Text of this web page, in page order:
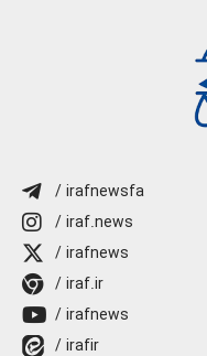
/ irafnewsfa
/ iraf.news
/ irafnews
/ iraf.ir
/ irafnews
/ irafir